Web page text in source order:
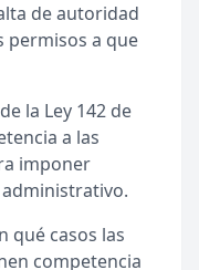
de autoridad
permisos a que
la Ley 142 de
a las
imponer
qué casos las
competencia